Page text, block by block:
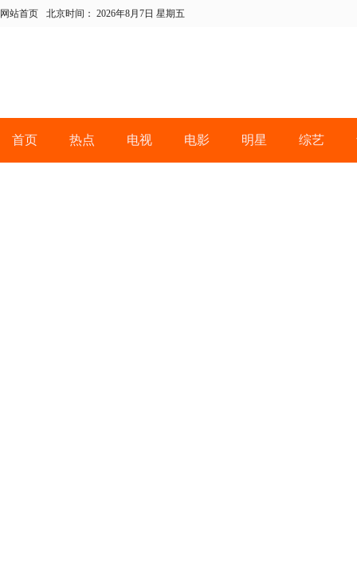
网站首页 北京时间： 2026年8月7日 星期五
首页 热点 电视 电影 明星 综艺